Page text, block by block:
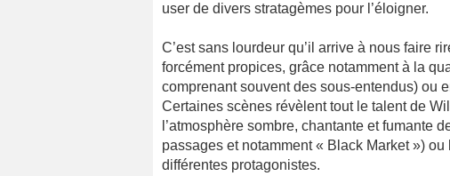
user de divers stratagèmes pour l’éloigner.
C’est sans lourdeur qu’il arrive à nous faire
forcément propices, grâce notamment à la
comprenant souvent des sous-entendus) ou
Certaines scènes révèlent tout le talent de
l’atmosphère sombre, chantante et fumante
passages et notamment « Black Market »)
différentes protagonistes.